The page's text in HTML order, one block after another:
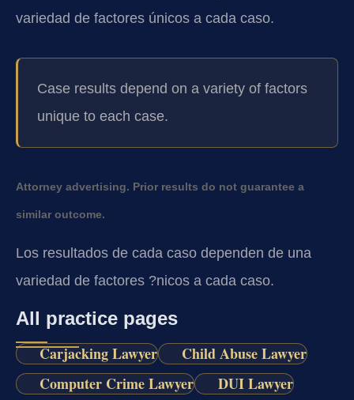
variedad de factores únicos a cada caso.
Case results depend on a variety of factors
unique to each case.
Attorney advertising. Prior results do not guarantee a
similar outcome.
Los resultados de cada caso dependen de una
variedad de factores ?nicos a cada caso.
All practice pages
Carjacking Lawyer
Child Abuse Lawyer
Computer Crime Lawyer
DUI Lawyer